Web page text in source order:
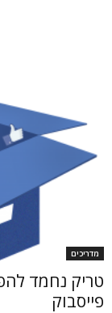
מדריכים
טריק נחמד
פייסבוק